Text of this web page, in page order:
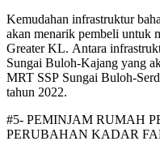
Kemudahan infrastruktur
akan menarik pembeli untuk
Greater KL. Antara
Sungai Buloh-Kajang yang
MRT SSP Sungai Buloh-
tahun 2022.
#5- PEMINJAM RUMAH
PERUBAHAN KADAR